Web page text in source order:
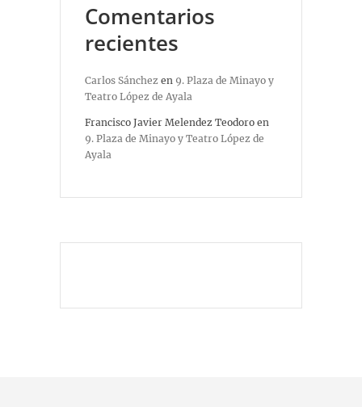
Comentarios
recientes
Carlos Sánchez en 9. Plaza de Minayo y
Teatro López de Ayala
Francisco Javier Melendez Teodoro en
9. Plaza de Minayo y Teatro López de
Ayala